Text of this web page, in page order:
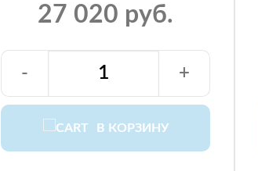
27 020 руб.
В КОРЗИНУ
- +